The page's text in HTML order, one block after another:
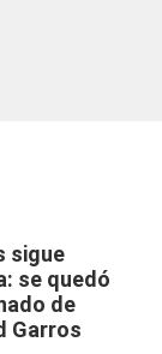
sigue
se quedó
de
Garros